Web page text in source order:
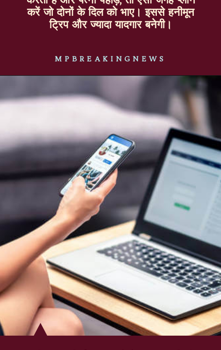
MPBREAKINGNEWS
करें जो दोनों के दिल को भाए। इससे हनीमून
ट्रिप और ज्यादा यादगार बनेगी।